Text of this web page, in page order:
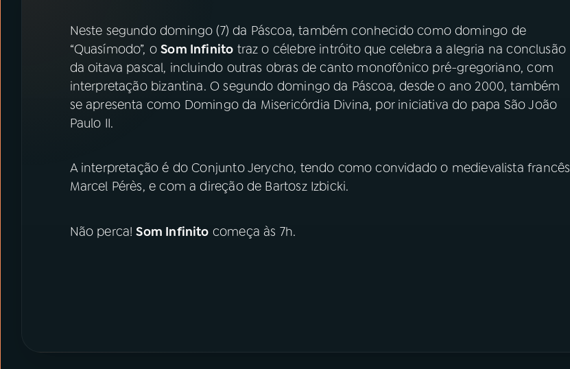
ÚLTIMAS
PRÊMIO RÁDIO MEC
YouTube Facebook
Neste segundo domingo (7) da Páscoa, também conhecido como domingo de
“Quasímodo”, oSom Infinito traz o célebre intróito que celebra a alegria na conclusão
da oitava pascal, incluindo outras obras de canto monofônico pré-gregoriano, com
interpretação bizantina. O segundo domingo da Páscoa, desde o ano 2000, também
se apresenta como Domingo da Misericórdia Divina, por iniciativa do papa São João
Paulo II.
A interpretação é do Conjunto Jerycho, tendo como convidado o medievalista francês
Marcel Pérès, e com a direção de Bartosz Izbicki.
Não perca!Som Infinito começa às 7h.